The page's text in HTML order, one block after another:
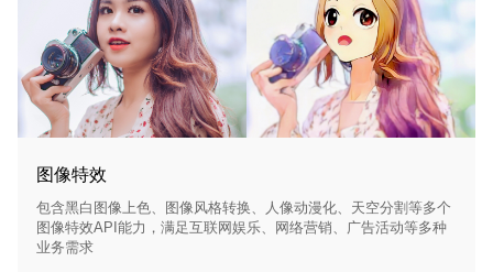
图像特效
包含黑白图像上色、图像风格转换、人像动漫化、天空分割等多个
图像特效API能力，满足互联网娱乐、网络营销、广告活动等多种
业务需求